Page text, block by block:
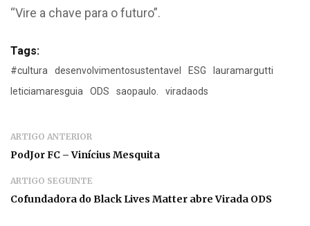
“Vire a chave para o futuro”.
Tags:
#cultura desenvolvimentosustentavel ESG
lauramargutti
leticiamaresguia
ODS saopaulo. viradaods
ARTIGO ANTERIOR
PodJor FC – Vinícius Mesquita
ARTIGO SEGUINTE
Cofundadora do Black Lives Matter abre Virada ODS